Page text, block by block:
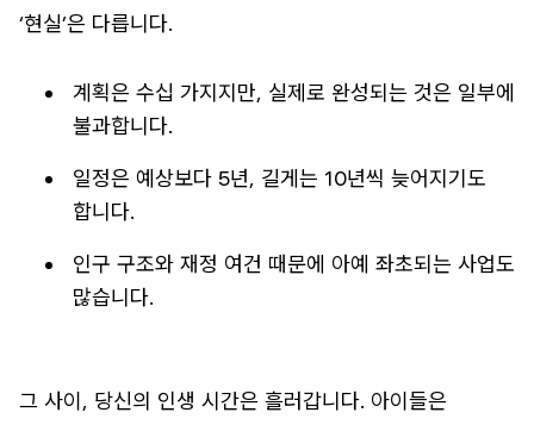
‘현실’은 다릅니다.
계획은 수십 가지지만, 실제로 완성되는 것은 일부에
불과합니다.
일정은 예상보다 5년, 길게는 10년씩 늦어지기도
합니다.
인구 구조와 재정 여건 때문에 아예 좌초되는 사업도
많습니다.
그 사이, 당신의 인생 시간은 흘러갑니다. 아이들은